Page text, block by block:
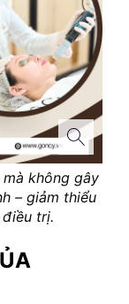
không gây
– giảm thiểu
trị.